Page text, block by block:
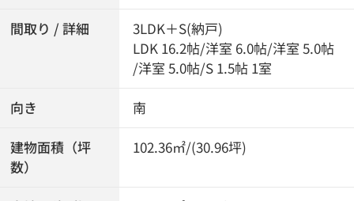
間取り / 詳細
3LDK＋S(納戸)
LDK 16.2帖/洋室 6.0帖/洋室 5.0帖
/洋室 5.0帖/S 1.5帖 1室
向き 南
建物面積（坪
数）
102.36㎡/(30.96坪)